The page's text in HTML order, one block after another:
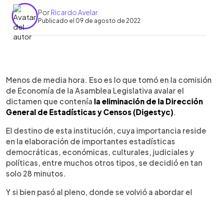
PorRicardo Avelar
Publicado el 09 de agosto de 2022
► Escuchar artículo
Menos de media hora. Eso es lo que tomó en la comisión
de Economía de la Asamblea Legislativa avalar el
dictamen que contenía la eliminación de la Dirección
General de Estadísticas y Censos (Digestyc).
El destino de esta institución, cuya importancia reside
en la elaboración de importantes estadísticas
democráticas, económicas, culturales, judiciales y
políticas, entre muchos otros tipos, se decidió en tan
solo 28 minutos.
Y si bien pasó al pleno, donde se volvió a abordar el